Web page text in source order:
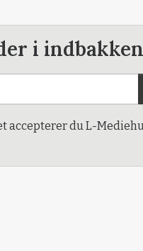
i indbakken
accepterer du L-